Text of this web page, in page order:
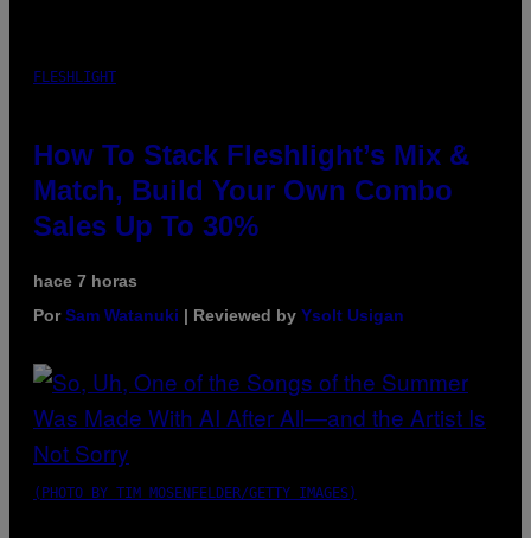
FLESHLIGHT
How To Stack Fleshlight’s Mix &
Match, Build Your Own Combo
Sales Up To 30%
hace 7 horas
PorSam Watanuki | Reviewed by Ysolt Usigan
(PHOTO BY TIM MOSENFELDER/GETTY IMAGES)